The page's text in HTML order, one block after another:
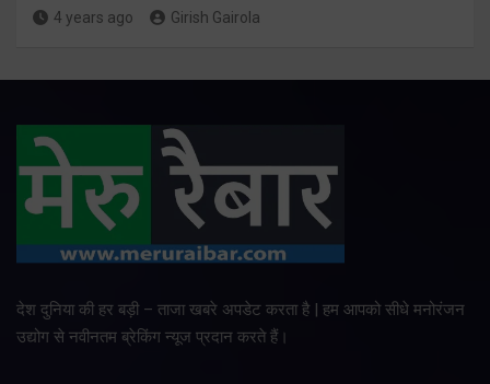
4 years ago Girish Gairola
देश दुनिया की हर बड़ी – ताजा खबरे अपडेट करता है | हम आपको सीधे मनोरंजन
उद्योग से नवीनतम ब्रेकिंग न्यूज प्रदान करते हैं।